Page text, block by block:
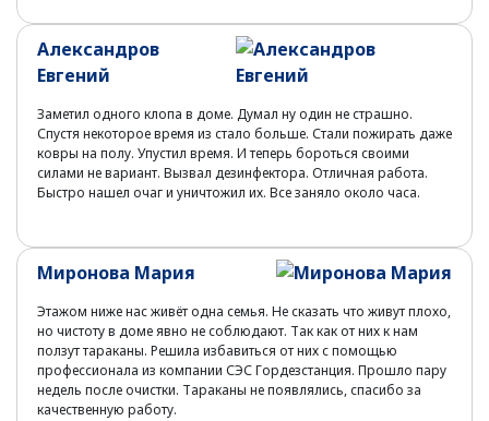
Александров
Евгений
Заметил одного клопа в доме. Думал ну один не страшно.
Спустя некоторое время из стало больше. Стали пожирать даже
ковры на полу. Упустил время. И теперь бороться своими
силами не вариант. Вызвал дезинфектора. Отличная работа.
Быстро нашел очаг и уничтожил их. Все заняло около часа.
Миронова Мария
Этажом ниже нас живёт одна семья. Не сказать что живут плохо,
но чистоту в доме явно не соблюдают. Так как от них к нам
ползут тараканы. Решила избавиться от них с помощью
профессионала из компании СЭС Гордезстанция. Прошло пару
недель после очистки. Тараканы не появлялись, спасибо за
качественную работу.